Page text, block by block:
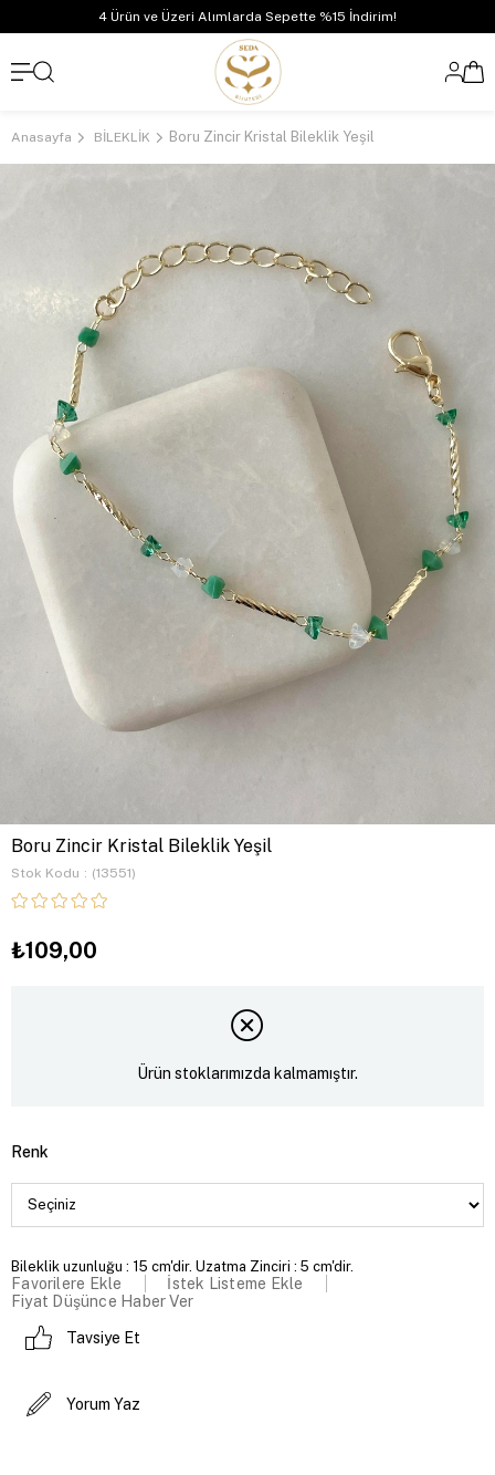
4 Ürün ve Üzeri Alımlarda Sepette %15 İndirim!
Anasayfa BİLEKLİK Boru Zincir Kristal Bileklik Yeşil
Boru Zincir Kristal Bileklik Yeşil
Stok Kodu (13551)
₺109,00
Ürün stoklarımızda kalmamıştır.
Renk
Bileklik uzunluğu : 15 cm'dir. Uzatma Zinciri : 5 cm'dir.
Favorilere Ekle
İstek Listeme Ekle
Fiyat Düşünce Haber Ver
Tavsiye Et
Yorum Yaz